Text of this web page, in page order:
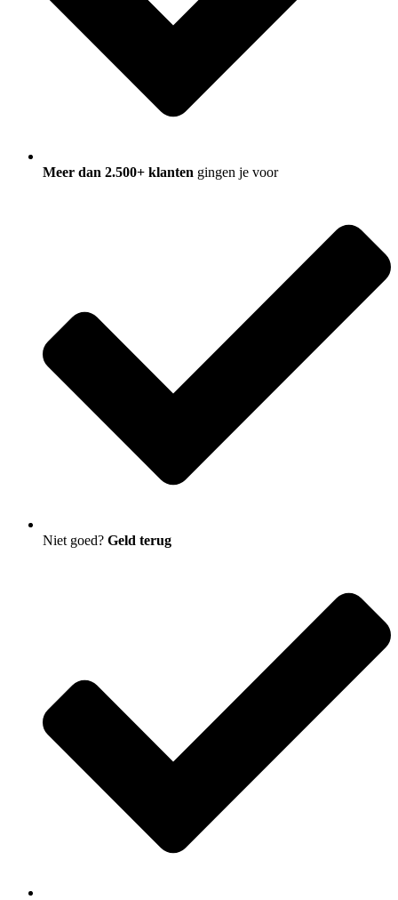
Meer dan 2.500+ klanten gingen je voor
Niet goed? Geld terug